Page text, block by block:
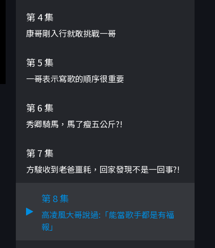
第 4 集
康哥剛入行就敢挑戰一哥
第 5 集
一哥表示寫歌的順序很重要
第 6 集
秀卿騎馬，馬了瘦五公斤?!
第 7 集
方駿收到老爸噩耗，回家發現不是一回事?!
第 8 集
高凌風大哥說過:「能當歌手都是有福
報」